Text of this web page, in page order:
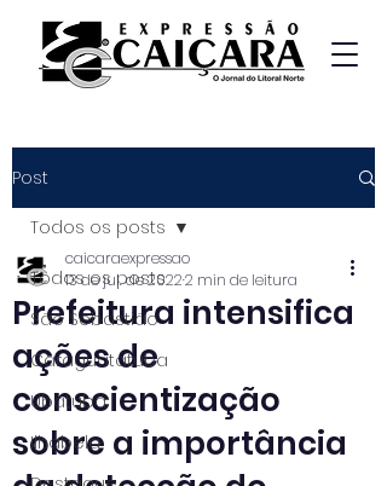
Post
Todos os posts
São Sebastião
Caraguatatuba
Ubatuba
Ilhabela
Todos os posts
Prefeitura intensifica
ações de
conscientização
sobre a importância
caicaraexpressao
13 de jul. de 20222 min de leitura